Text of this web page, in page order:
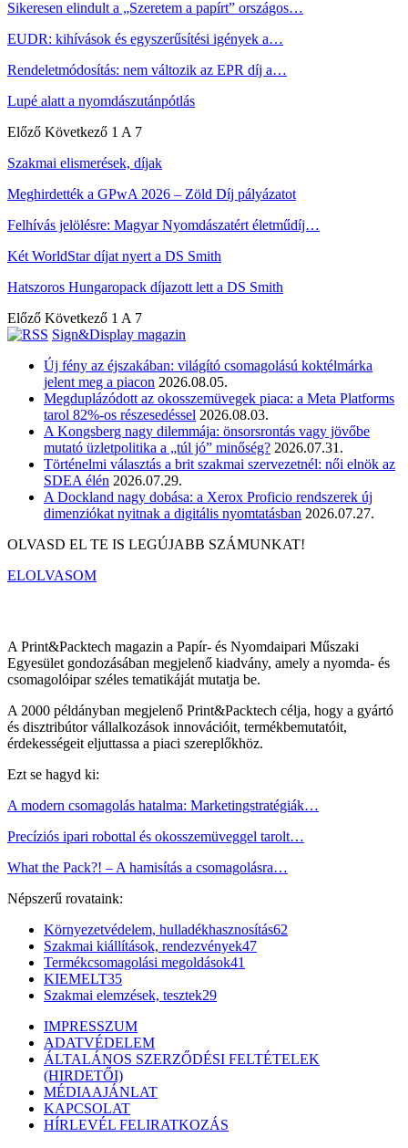
Sikeresen elindult a „Szeretem a papírt” országos…
EUDR: kihívások és egyszerűsítési igények a…
Rendeletmódosítás: nem változik az EPR díj a…
Lupé alatt a nyomdászutánpótlás
Előző Következő 1 A 7
Szakmai elismerések, díjak
Meghirdették a GPwA 2026 – Zöld Díj pályázatot
Felhívás jelölésre: Magyar Nyomdászatért életműdíj…
Két WorldStar díjat nyert a DS Smith
Hatszoros Hungaropack díjazott lett a DS Smith
Előző Következő 1 A 7
Sign&Display magazin
Új fény az éjszakában: világító csomagolású koktélmárka
jelent meg a piacon 2026.08.05.
Megduplázódott az okosszemüvegek piaca: a Meta Platforms
tarol 82%-os részesedéssel 2026.08.03.
A Kongsberg nagy dilemmája: önsorsrontás vagy jövőbe
mutató üzletpolitika a „túl jó” minőség? 2026.07.31.
Történelmi választás a brit szakmai szervezetnél: női elnök az
SDEA élén 2026.07.29.
A Dockland nagy dobása: a Xerox Proficio rendszerek új
dimenziókat nyitnak a digitális nyomtatásban 2026.07.27.
OLVASD EL TE IS LEGÚJABB SZÁMUNKAT!
ELOLVASOM
A Print&Packtech magazin a Papír- és Nyomdaipari Műszaki
Egyesület gondozásában megjelenő kiadvány, amely a nyomda- és
csomagolóipar széles tematikáját mutatja be.
A 2000 példányban megjelenő Print&Packtech célja, hogy a gyártó
és disztribútor vállalkozások innovációit, termékbemutatóit,
érdekességeit eljuttassa a piaci szereplőkhöz.
Ezt se hagyd ki:
A modern csomagolás hatalma: Marketingstratégiák…
Precíziós ipari robottal és okosszemüveggel tarolt…
What the Pack?! – A hamisítás a csomagolásra…
Népszerű rovataink:
Környezetvédelem, hulladékhasznosítás62
Szakmai kiállítások, rendezvények47
Termékcsomagolási megoldások41
KIEMELT35
Szakmai elemzések, tesztek29
IMPRESSZUM
ADATVÉDELEM
ÁLTALÁNOS SZERZŐDÉSI FELTÉTELEK
(HIRDETŐI)
MÉDIAAJÁNLAT
KAPCSOLAT
HÍRLEVÉL FELIRATKOZÁS